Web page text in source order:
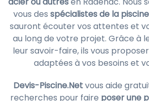
vous des spécialistes de la
sauront écouter vos attentes et
au long de votre projet. Grâce à
leur savoir-faire, ils vous
adaptées à vos besoins et
Devis-Piscine.Netvous aide
recherches pour faire poser une